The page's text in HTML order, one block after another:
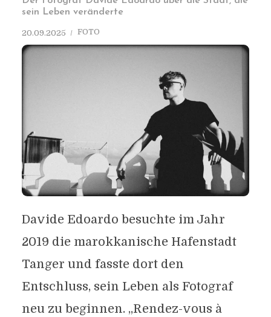
sein Leben veränderte
20.09.2025 FOTO
Davide Edoardo besuchte im Jahr
2019 die marokkanische Hafenstadt
Tanger und fasste dort den
Entschluss, sein Leben als Fotograf
neu zu beginnen. „Rendez-vous à